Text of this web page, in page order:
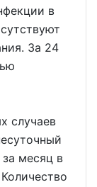
в
За 24
случаев
месяц в